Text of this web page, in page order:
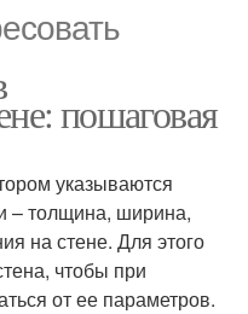
пошаговая
указываются
– толщина, ширина,
на стене. Для этого
чтобы при
от ее параметров.